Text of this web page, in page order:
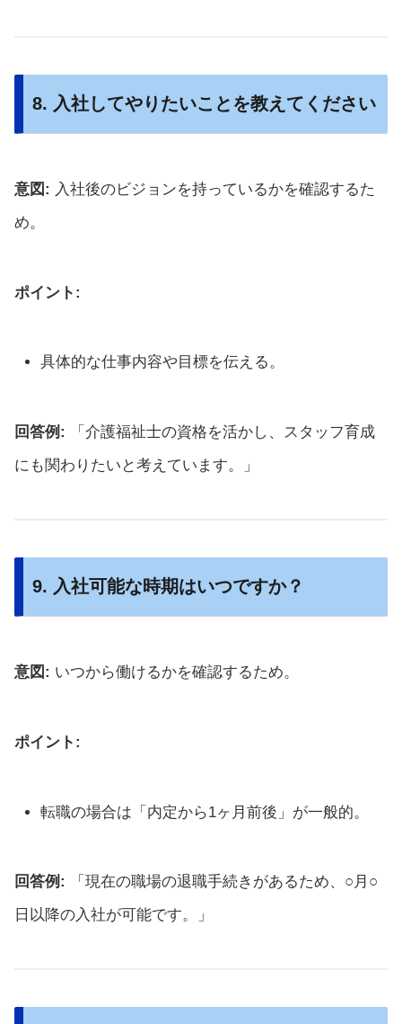
8. 入社してやりたいことを教えてください
意図: 入社後のビジョンを持っているかを確認するた
め。
ポイント:
具体的な仕事内容や目標を伝える。
回答例:
「介護福祉士の資格を活かし、スタッフ育成
にも関わりたいと考えています。」
9. 入社可能な時期はいつですか？
意図: いつから働けるかを確認するため。
ポイント:
転職の場合は「内定から1ヶ月前後」が一般的。
回答例:
「現在の職場の退職手続きがあるため、○月○
日以降の入社が可能です。」